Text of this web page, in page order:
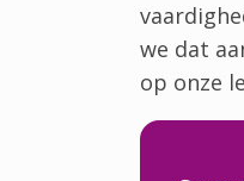
we dat
op onze